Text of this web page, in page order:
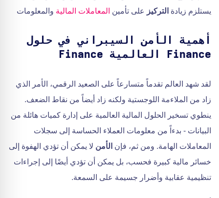
يستلزم زيادة التركيز على تأمين المعاملات المالية والمعلومات
أهمية الأمن السيبراني في حلول
Finance العالمية Finance
لقد شهد العالم تقدماً متسارعاً على الصعيد الرقمي، الأمر الذي
زاد من الملاءمة اللوجستية ولكنه زاد أيضاً من نقاط الضعف.
ينطوي تسخير الحلول المالية العالمية على إدارة كميات هائلة من
البيانات - بدءاً من معلومات العملاء الحساسة إلى سجلات
المعاملات الهامة. ومن ثم، فإن الأمن لا يمكن أن تؤدي الهفوة إلى
خسائر مالية كبيرة فحسب، بل يمكن أن تؤدي أيضًا إلى إجراءات
تنظيمية عقابية وأضرار جسيمة على السمعة.